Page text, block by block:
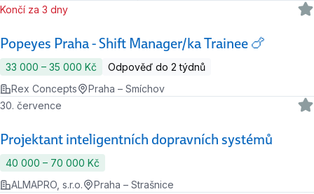
Popeyes Praha - Shift Manager/ka Trainee 🍗
Končí za 3 dny
33 000 ‍–‍ 35 000 Kč
Odpověď do 2 týdnů
Rex Concepts
Praha – Smíchov
Projektant inteligentních dopravních systémů
30. července
40 000 ‍–‍ 70 000 Kč
ALMAPRO, s.r.o.
Praha – Strašnice